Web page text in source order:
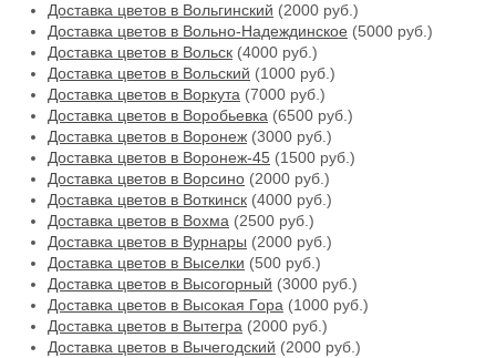
Доставка цветов в Вольгинский (2000 руб.)
Доставка цветов в Вольно-Надеждинское (5000 руб.)
Доставка цветов в Вольск (4000 руб.)
Доставка цветов в Вольский (1000 руб.)
Доставка цветов в Воркута (7000 руб.)
Доставка цветов в Воробьевка (6500 руб.)
Доставка цветов в Воронеж (3000 руб.)
Доставка цветов в Воронеж-45 (1500 руб.)
Доставка цветов в Ворсино (2000 руб.)
Доставка цветов в Воткинск (4000 руб.)
Доставка цветов в Вохма (2500 руб.)
Доставка цветов в Вурнары (2000 руб.)
Доставка цветов в Выселки (500 руб.)
Доставка цветов в Высогорный (3000 руб.)
Доставка цветов в Высокая Гора (1000 руб.)
Доставка цветов в Вытегра (2000 руб.)
Доставка цветов в Вычегодский (2000 руб.)